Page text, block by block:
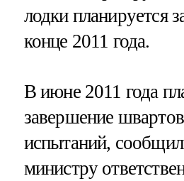
лодки планируется
конце 2011 года.
В июне 2011 года
завершение
испытаний,
министру